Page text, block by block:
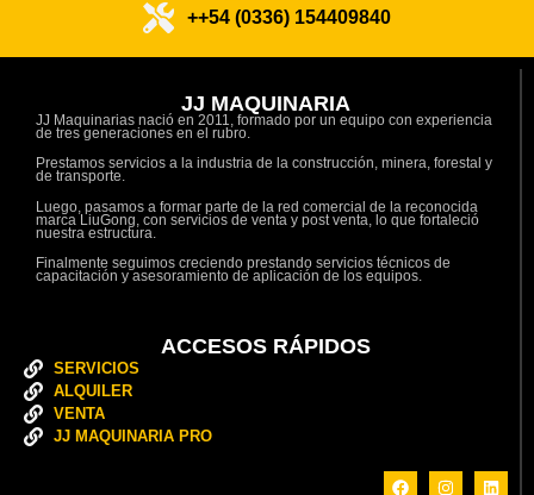
++54 (0336) 154409840
JJ MAQUINARIA
JJ Maquinarias nació en 2011, formado por un equipo con experiencia
de tres generaciones en el rubro.
Prestamos servicios a la industria de la construcción, minera, forestal y
de transporte.
Luego, pasamos a formar parte de la red comercial de la reconocida
marca LiuGong, con servicios de venta y post venta, lo que fortaleció
nuestra estructura.
Finalmente seguimos creciendo prestando servicios técnicos de
capacitación y asesoramiento de aplicación de los equipos.
ACCESOS RÁPIDOS
SERVICIOS
ALQUILER
VENTA
JJ MAQUINARIA PRO